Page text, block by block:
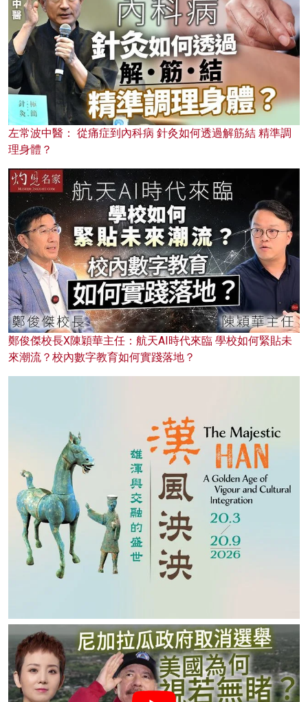
左常波中醫： 從痛症到內科病 針灸如何透過解筋結 精準調
理身體？
鄭俊傑校長X陳穎華主任：航天AI時代來臨 學校如何緊貼未
來潮流？校內數字教育如何實踐落地？